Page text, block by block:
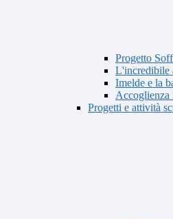
Progetto
L'incredibile
Imelde e la
Accoglienza
Progetti e attività